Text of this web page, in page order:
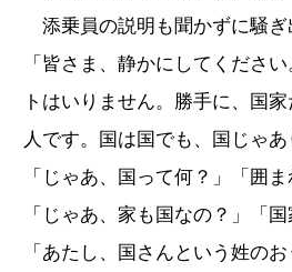
添乗員の説明も聞かずに騒ぎ
「皆さま、静かにしてくださ
トはいりません。勝手に、国
人です。国は国でも、国じゃあ
「じゃあ、国って何？」「囲ま
「じゃあ、家も国なの？」「
「あたし、国さんという姓の